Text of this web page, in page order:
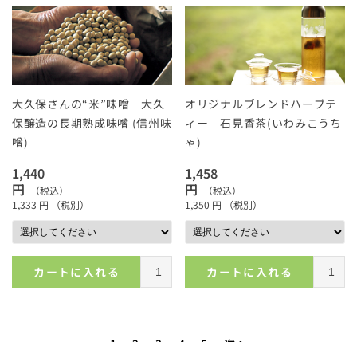
大久保さんの“米”味噌 大久
保醸造の長期熟成味噌 (信州味
噌)
1,440
円
（税込）
1,333 円 （税別）
カートに入れる
オリジナルブレンドハーブテ
ィー 石見香茶(いわみこうち
ゃ)
1,458
円
（税込）
1,350 円 （税別）
カートに入れる